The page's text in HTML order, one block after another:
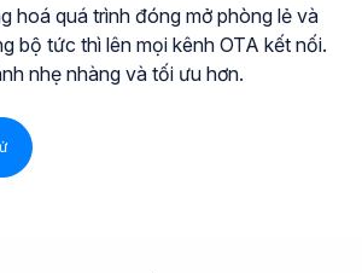
hoá quá trình đóng mở phòng lẻ và
bộ tức thì lên mọi kênh OTA kết nối.
nhẹ nhàng và tối ưu hơn.